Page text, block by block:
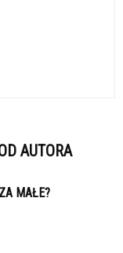
AUTORA
MAŁE?